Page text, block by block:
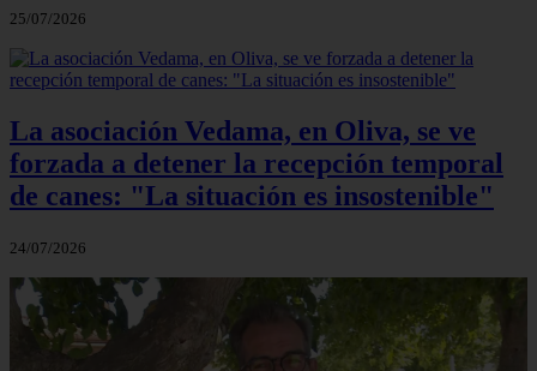
25/07/2026
La asociación Vedama, en Oliva, se ve
forzada a detener la recepción temporal
de canes: "La situación es insostenible"
24/07/2026